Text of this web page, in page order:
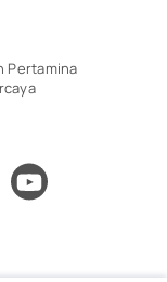
Pertamina